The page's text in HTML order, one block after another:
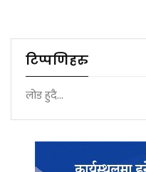
टिप्पणिहरु
लोड हुदै...